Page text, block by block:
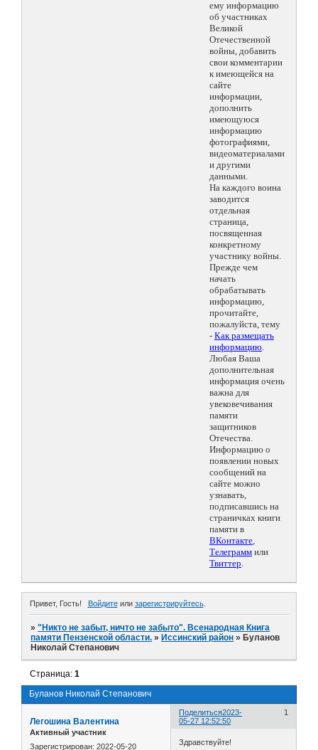
ему информацию
об участниках
Великой
Отечественной
войны, добавить
свои комментарии
к имеющейся на
сайте
информации,
дополнить
имеющуюся
информацию
фотографиями,
видеоматериалами
и другими
данными.
На каждого воина
заводится
отдельная
страница,
посвященная
конкретному
участнику войны.
Прежде чем
начать
обрабатывать
информацию,
прочитайте,
пожалуйста, тему
- Как размещать
информацию.
Любая Ваша
дополнительная
информация очень
важна для
увековечивания
памяти
защитников
Отечества.
Информацию о
появлении новых
сообщений на
сайте можно
узнавать,
подписавшись на
страничках книги
памяти в
ВКонтакте,
Телеграмм или
Твиттер.
Привет, Гость! Войдитеили зарегистрируйтесь.
»"Никто не забыт, ничто не забыто". Всенародная Книга
памяти Пензенской области. » Иссинский район » Буланов
Николай Степанович
Буланов Николай Степанович
Страница:1
Поделиться 1
2023-
05-27 12:52:50
Легошина Валентина
Активный участник
Зарегистрирован: 2022-05-20 Здравствуйте!